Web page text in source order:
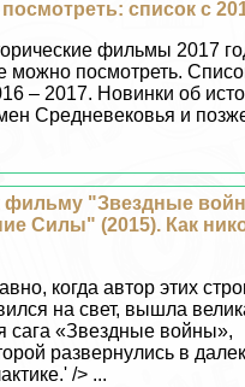
список с
фильмы 2017
можно посмотреть.
– 2017. Новинки об
Средневековья и
фильму "Звездные
Силы" (2015). Как
когда автор этих
на свет, вышла
сага «Звездные войны»,
развернулись в
/> ...